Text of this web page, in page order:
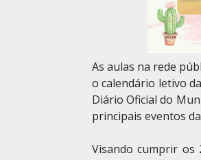
As aulas na rede
o calendário letivo
Diário Oficial do
principais eventos
Visando cumprir os